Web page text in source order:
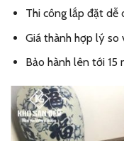
Thi công lắp đặt dễ
Giá thành hợp lý so
Bảo hành lên tới 15